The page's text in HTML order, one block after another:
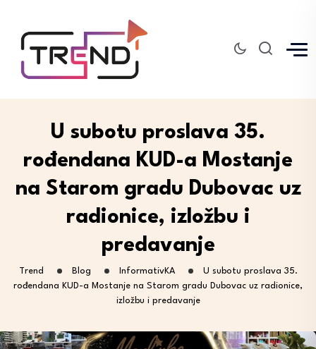
U subotu proslava 35.
rođendana KUD-a Mostanje
na Starom gradu Dubovac uz
radionice, izložbu i
predavanje
Trend Blog InformativKA
U subotu proslava 35.
rođendana KUD-a Mostanje na Starom gradu Dubovac uz radionice,
izložbu i predavanje